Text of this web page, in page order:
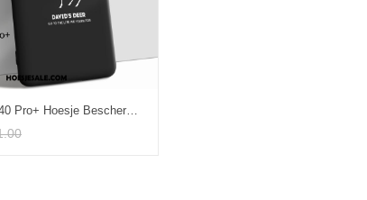
Huawei Mate 40 Pro+ Hoesje Bescherming Anti-fall Hoes Magnetisch Zwart Kopen